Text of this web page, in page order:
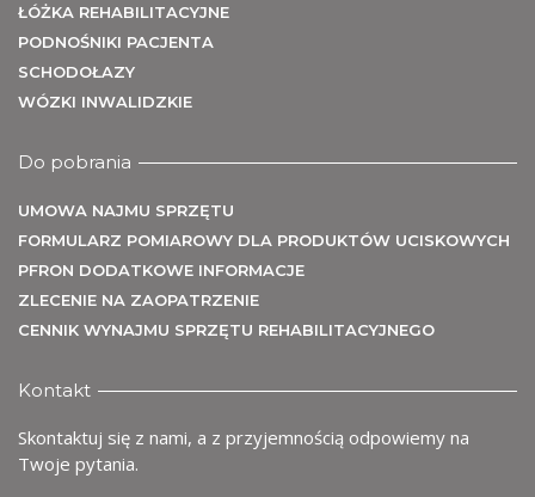
ŁÓŻKA REHABILITACYJNE
PODNOŚNIKI PACJENTA
SCHODOŁAZY
WÓZKI INWALIDZKIE
Do pobrania
UMOWA NAJMU SPRZĘTU
FORMULARZ POMIAROWY DLA PRODUKTÓW UCISKOWYCH
PFRON DODATKOWE INFORMACJE
ZLECENIE NA ZAOPATRZENIE
CENNIK WYNAJMU SPRZĘTU REHABILITACYJNEGO
Kontakt
Skontaktuj się z nami, a z przyjemnością odpowiemy na
Twoje pytania.